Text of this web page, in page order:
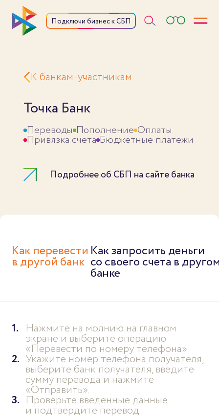
Подключи бизнес к СБП
К банкам-участникам
Точка Банк
Переводы Пополнение Оплаты
Привязка счета Бюджетные платежи
Подробнее об СБП на сайте банка
Как перевести
в другой банк
Как запросить деньги
со своего счета в
банке
Нажмите на молнию на главном
экране и выберите операцию
«Перевести по номеру телефона».
Укажите номер телефона получателя,
выберите банк получателя, введите
сумму перевода и нажмите
«Отправить».
Проверьте введенные данные
и подтвердите перевод.